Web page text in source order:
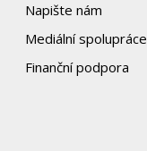
Napište nám
Mediální spolupráce
Finanční podpora